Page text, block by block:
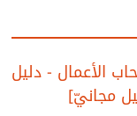
الأعمال - دليل
مجانيّ]